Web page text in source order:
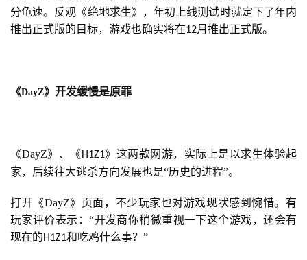
单
游
戏
2
0
2
分龟速。反观《绝地求生》，年初上线测试时就定下了年内
推出正式版的目标，游戏也确实将在12月推出正式版。
《DayZ》开发缓慢是原罪
《DayZ》、《H1Z1》这两款网游，实际上是以求生体验起
家，后续往大逃杀方向发展也是“历史的进程”。
打开《DayZ》页面，不少玩家也对游戏现状感到惋惜。有
玩家评价表示：“开发商你稍微重视一下这个游戏，还会有
现在的H1Z1和吃鸡什么事？”